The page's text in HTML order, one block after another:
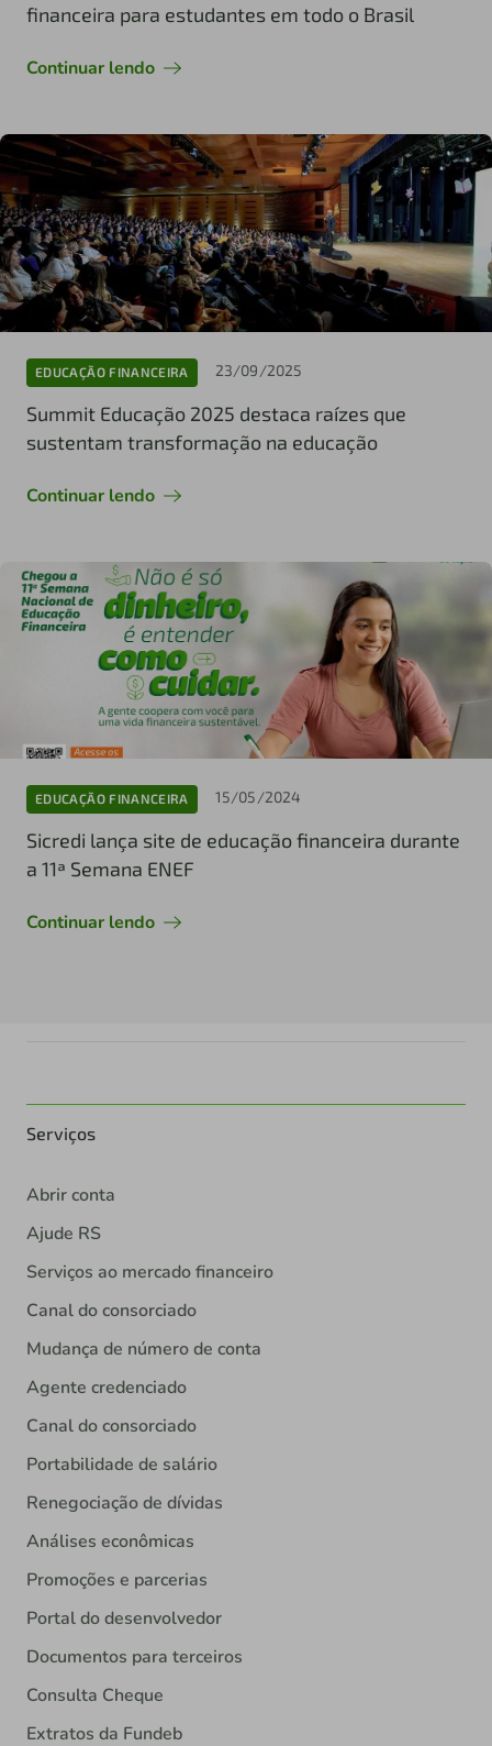
financeira para estudantes em todo o Brasil
Continuar lendo
EDUCAÇÃO FINANCEIRA 23/09/2025
Summit Educação 2025 destaca raízes que
sustentam transformação na educação
Continuar lendo
EDUCAÇÃO FINANCEIRA 15/05/2024
Sicredi lança site de educação financeira durante
a 11ª Semana ENEF
Continuar lendo
Serviços
Abrir conta
Ajude RS
Serviços ao mercado financeiro
Canal do consorciado
Mudança de número de conta
Agente credenciado
Canal do consorciado
Portabilidade de salário
Renegociação de dívidas
Análises econômicas
Promoções e parcerias
Portal do desenvolvedor
Documentos para terceiros
Consulta Cheque
Extratos da Fundeb